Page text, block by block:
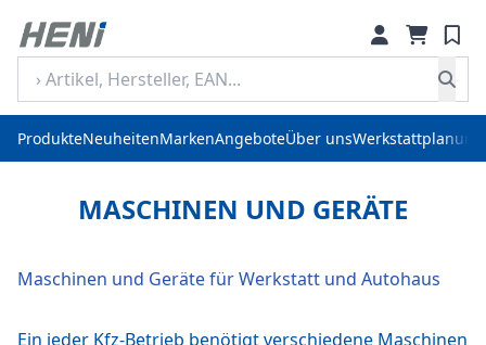
ProdukteNeuheitenMarkenAngeboteÜber unsWerkstattplanung
MASCHINEN UND GERÄTE
Maschinen und Geräte für Werkstatt und Autohaus
Ein jeder Kfz-Betrieb benötigt verschiedene Maschinen